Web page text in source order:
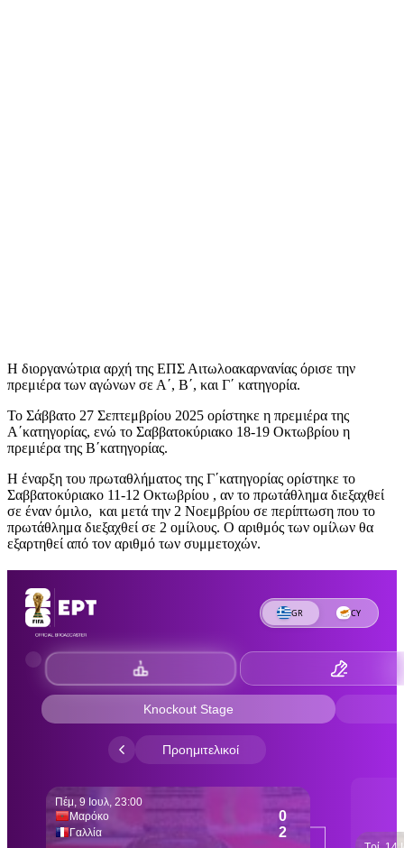
Η διοργανώτρια αρχή της ΕΠΣ Αιτωλοακαρνανίας όρισε την
πρεμιέρα των αγώνων σε Α΄, Β΄, και Γ΄ κατηγορία.
Το Σάββατο 27 Σεπτεμβρίου 2025 ορίστηκε η πρεμιέρα της
Α΄κατηγορίας, ενώ το Σαββατοκύριακο 18-19 Οκτωβρίου η
πρεμιέρα της Β΄κατηγορίας.
Η έναρξη του πρωταθλήματος της Γ΄κατηγορίας ορίστηκε το
Σαββατοκύριακο 11-12 Οκτωβρίου , αν το πρωτάθλημα διεξαχθεί
σε έναν όμιλο, και μετά την 2 Νοεμβρίου σε περίπτωση που το
πρωτάθλημα διεξαχθεί σε 2 ομίλους. Ο αριθμός των ομίλων θα
εξαρτηθεί από τον αριθμό των συμμετοχών.